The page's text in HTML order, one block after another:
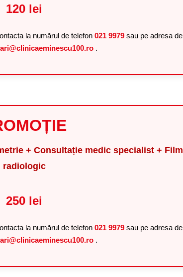
120 lei
la numărul de telefon021 9979sau pe adresa de
.
+ Consultație medic specialist + Film
radiologic
250 lei
la numărul de telefon021 9979sau pe adresa de
.